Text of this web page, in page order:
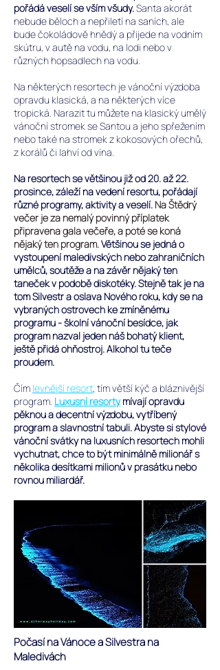
pořádá veselí se vším všudy.Santa akorát
nebude běloch a nepřiletí na saních, ale
bude čokoládově hnědý a přijede na vodním
skútru, v autě na vodu, na lodi nebo v
různých hopsadlech na vodu.
Na některých resortech je vánoční výzdoba
opravdu klasická, a na některých více
tropická. Narazit tu můžete na klasický umělý
vánoční stromek se Santou a jeho spřežením
nebo také na stromek z kokosových ořechů,
z korálů či lahví od vína.
Na resortech se většinou již od 20. až 22.
prosince, záleží na vedení resortu, pořádají
různé programy, aktivity a veselí. Na Štědrý
večer je za nemalý povinný příplatek
připravena gala večeře, a poté se koná
nějaký ten program.Většinou se jedná o
vystoupení maledivských nebo zahraničních
umělců, soutěže a na závěr nějaký ten
taneček v podobě diskotéky. Stejně tak je na
tom Silvestr a oslava Nového roku, kdy se na
vybraných ostrovech ke zmíněnému
programu - školní vánoční besídce, jak
program nazval jeden náš bohatý klient,
ještě přidá ohňostroj. Alkohol tu teče
proudem.​
Čím levnější resort, tím větší kýč a bláznivější
program. Luxusní resortymívají opravdu
pěknou a decentní výzdobu, vytříbený
program a slavnostní tabuli. Abyste si stylové
vánoční svátky na luxusních resortech mohli
vychutnat, chce to být minimálně milionář s
několika desítkami milionů v prasátku nebo
rovnou miliardář.
Počasí na Vánoce a Silvestra na
Maledivách